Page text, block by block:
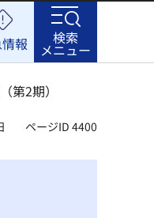
報 検索
メニュー
第2期）
ページID 4400